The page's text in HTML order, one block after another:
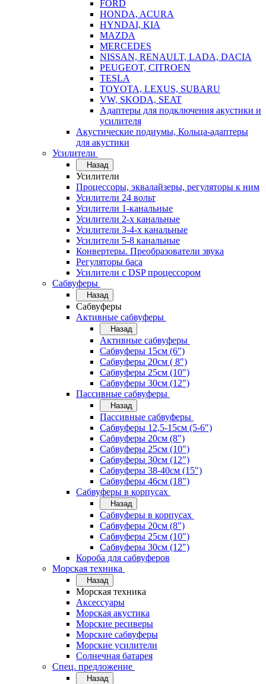
FORD
HONDA, ACURA
HYNDAI, KIA
MAZDA
MERCEDES
NISSAN, RENAULT, LADA, DACIA
PEUGEOT, CITROEN
TESLA
TOYOTA, LEXUS, SUBARU
VW, SKODA, SEAT
Адаптеры для подключения акустики и
усилителя
Акустические подиумы, Кольца-адаптеры
для акустики
Усилители
Назад
Усилители
Процессоры, эквалайзеры, регуляторы к ним
Усилители 24 вольт
Усилители 1-канальные
Усилители 2-х канальные
Усилители 3-4-х канальные
Усилители 5-8 канальные
Конвертеры. Преобразователи звука
Регуляторы баса
Усилители с DSP процессором
Сабвуферы
Назад
Сабвуферы
Активные сабвуферы
Назад
Активные сабвуферы
Сабвуферы 15см (6")
Сабвуферы 20см ( 8")
Сабвуферы 25см (10")
Сабвуферы 30см (12")
Пассивные сабвуферы
Назад
Пассивные сабвуферы
Сабвуферы 12,5-15см (5-6")
Сабвуферы 20см (8")
Сабвуферы 25см (10")
Сабвуферы 30см (12")
Сабвуферы 38-40см (15")
Сабвуферы 46см (18")
Сабвуферы в корпусах
Назад
Сабвуферы в корпусах
Сабвуферы 20см (8")
Сабвуферы 25см (10")
Сабвуферы 30см (12")
Короба для сабвуферов
Морская техника
Назад
Морская техника
Аксессуары
Морская акустика
Морские ресиверы
Морские сабвуферы
Морские усилители
Солнечная батарея
Спец. предложение
Назад